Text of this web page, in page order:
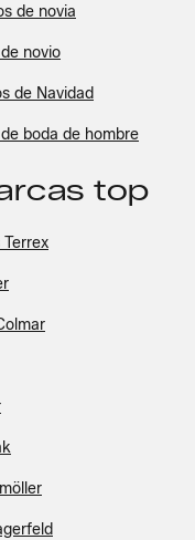
de novia
novio
de Navidad
boda de hombre
top
Terrex